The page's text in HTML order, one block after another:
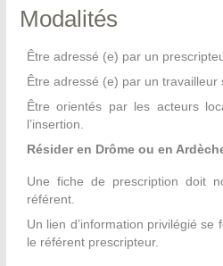
Modalités
Être adressé (e) par un
Être adressé (e) par un travailleur
Être orientés par les acteurs
l’insertion.
Résider en Drôme ou en
Une fiche de prescription doit
référent.
Un lien d’information privilégié
le référent prescripteur.